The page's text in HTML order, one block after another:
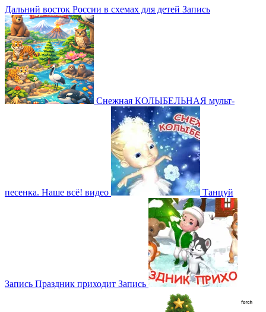
Дальний восток России в схемах для детей Запись
Снежная КОЛЫБЕЛЬНАЯ мульт-
песенка. Наше всё! видео Танцуй
Запись Праздник приходит Запись